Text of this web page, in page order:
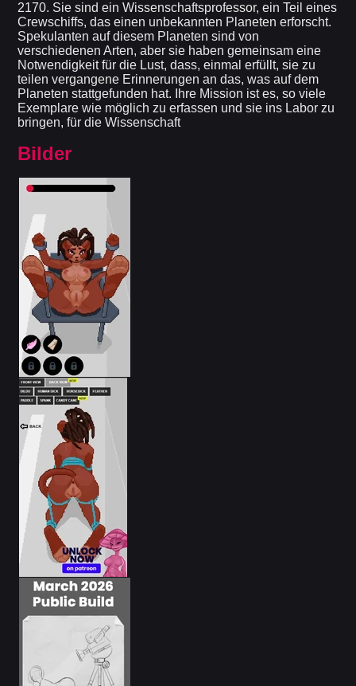
2170. Sie sind ein Wissenschaftsprofessor, ein Teil eines
Crewschiffs, das einen unbekannten Planeten erforscht.
Spekulanten auf diesem Planeten sind von
verschiedenen Arten, aber sie haben gemeinsam eine
Notwendigkeit für die Lust, dass, einmal erfüllt, sie zu
teilen vergangene Erinnerungen an das, was auf dem
Planeten stattgefunden hat. Ihre Mission ist es, so viele
Exemplare wie möglich zu erfassen und sie ins Labor zu
bringen, für die Wissenschaft
Bilder